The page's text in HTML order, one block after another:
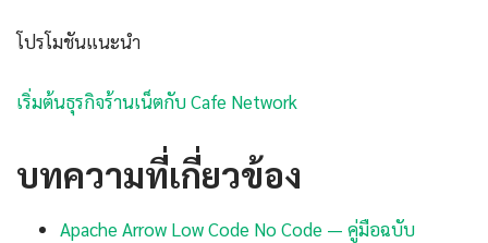
โปรโมชันแนะนำ
เริ่มต้นธุรกิจร้านเน็ตกับ Cafe Network
บทความที่เกี่ยวข้อง
Apache Arrow Low Code No Code — คู่มือฉบับ